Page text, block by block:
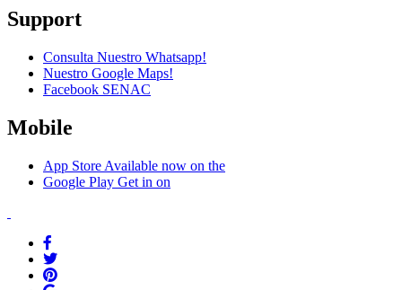
Support
Consulta Nuestro Whatsapp!
Nuestro Google Maps!
Facebook SENAC
Mobile
App Store Available now on the
Google Play Get in on